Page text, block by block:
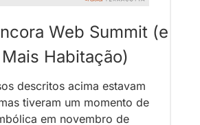
Web Summit (e
Habitação)
descritos acima estavam
tiveram um momento de
em novembro de